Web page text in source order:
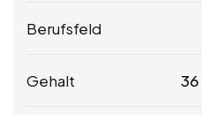
Berufsfeld
Gehalt 36